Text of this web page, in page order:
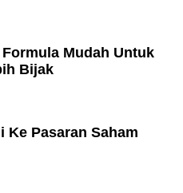
Mudah Untuk
Bijak
Ke Pasaran Saham